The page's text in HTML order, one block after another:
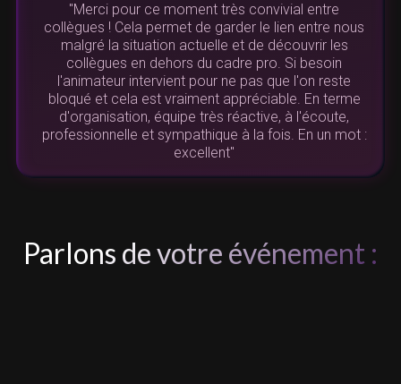
"Merci pour ce moment très convivial entre
collègues ! Cela permet de garder le lien entre nous
malgré la situation actuelle et de découvrir les
collègues en dehors du cadre pro. Si besoin
l'animateur intervient pour ne pas que l'on reste
bloqué et cela est vraiment appréciable. En terme
d'organisation, équipe très réactive, à l'écoute,
professionnelle et sympathique à la fois. En un mot :
excellent"
Parlons de votre événement :